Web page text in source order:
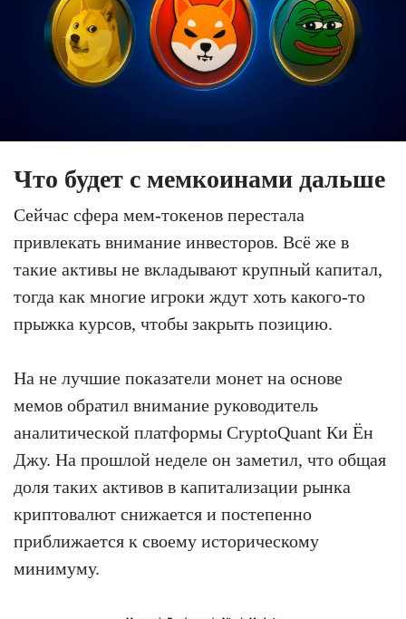
Что будет с мемкоинами дальше
Сейчас сфера мем-токенов перестала
привлекать внимание инвесторов. Всё же в
такие активы не вкладывают крупный капитал,
тогда как многие игроки ждут хоть какого-то
прыжка курсов, чтобы закрыть позицию.
На не лучшие показатели монет на основе
мемов обратил внимание руководитель
аналитической платформы CryptoQuant Ки Ён
Джу. На прошлой неделе он заметил, что общая
доля таких активов в капитализации рынка
криптовалют снижается и постепенно
приближается к своему историческому
минимуму.